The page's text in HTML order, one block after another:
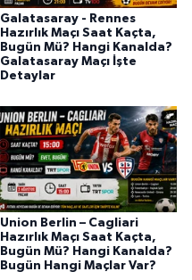
Galatasaray - Rennes
Hazırlık Maçı Saat Kaçta,
Bugün Mü? Hangi Kanalda?
Galatasaray Maçı İşte
Detaylar
Union Berlin – Cagliari
Hazırlık Maçı Saat Kaçta,
Bugün Mü? Hangi Kanalda?
Bugün Hangi Maçlar Var?